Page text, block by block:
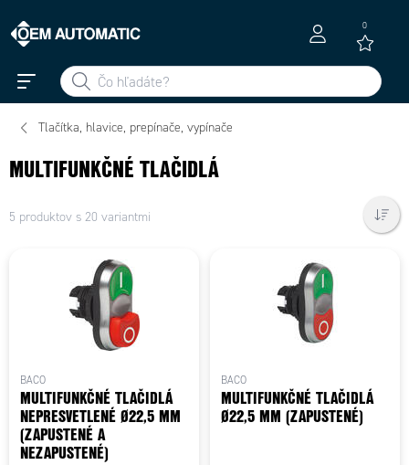
0
Tlačítka, hlavice, prepínače, vypínače
MULTIFUNKČNÉ TLAČIDLÁ
5 produktov s 20 variantmi
BACO
MULTIFUNKČNÉ TLAČIDLÁ
NEPRESVETLENÉ Ø22,5 MM
(ZAPUSTENÉ A
NEZAPUSTENÉ)
BACO
MULTIFUNKČNÉ TLAČIDLÁ
Ø22,5 MM (ZAPUSTENÉ)